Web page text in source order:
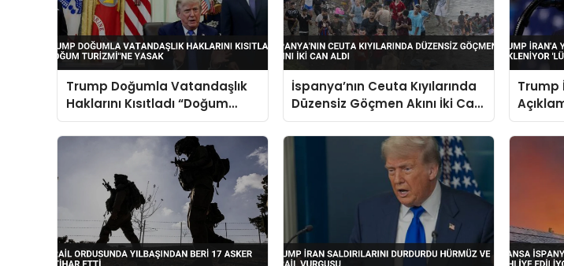
Trump Doğumla Vatandaşlık
Haklarını Kısıtladı “Doğum
Turizmi”ne Yasak
İspanya’nın Ceuta Kıyılarında
Düzensiz Göçmen Akını İki Can
Aldı
Trump